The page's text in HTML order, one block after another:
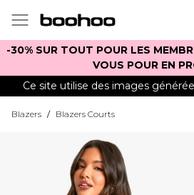
-30% SUR TOUT POUR LES
VOUS POUR EN
Ce site utilise des images
Blazers / Blazers Courts